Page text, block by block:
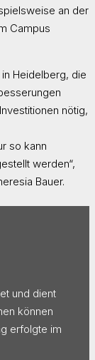
an der
Campus
Heidelberg, die
nötig,
so kann
werden“,
Bauer.
und dient
können
erfolgte im